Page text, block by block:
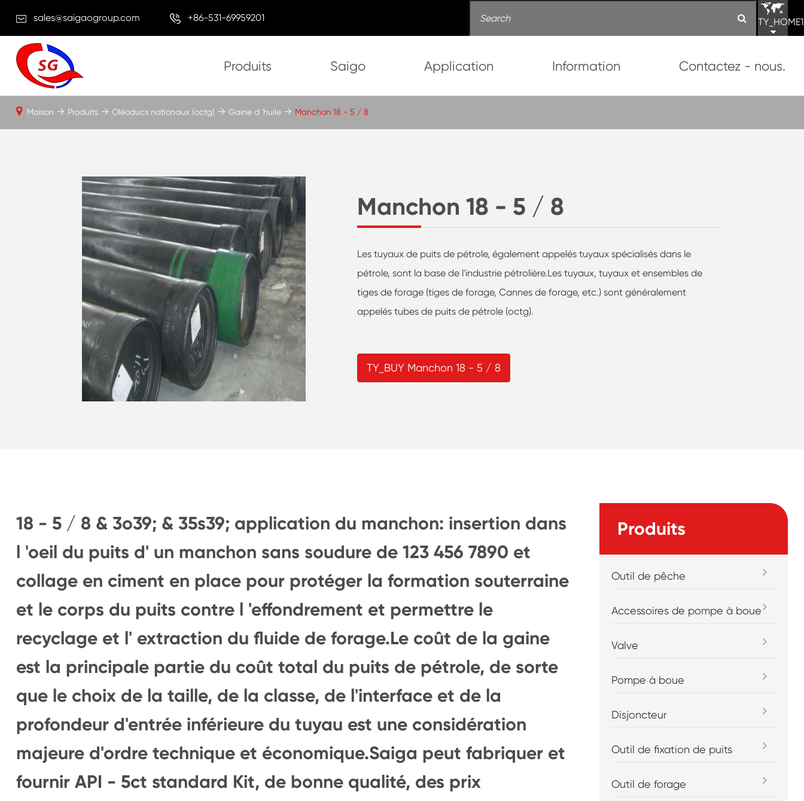
sales@saigaogroup.com +86-531-69959201
Produits Saigo Application Information Contactez - nous.
Manchon 18 - 5 / 8
Les tuyaux de puits de pétrole, également appelés tuyaux spécialisés dans le
pétrole, sont la base de l'industrie pétrolière.Les tuyaux, tuyaux et ensembles de
tiges de forage (tiges de forage, Cannes de forage, etc.) sont généralement
appelés tubes de puits de pétrole (octg).
TY_BUY Manchon 18 - 5 / 8
Maison Produits Oléoducs nationaux (octg) Gaine d 'huile Manchon 18 - 5 / 8
18 - 5 / 8 & 3o39; & 35s39; application du manchon: insertion dans
l 'oeil du puits d' un manchon sans soudure de 123 456 7890 et
collage en ciment en place pour protéger la formation souterraine
et le corps du puits contre l 'effondrement et permettre le
recyclage et l' extraction du fluide de forage.Le coût de la gaine
est la principale partie du coût total du puits de pétrole, de sorte
que le choix de la taille, de la classe, de l'interface et de la
profondeur d'entrée inférieure du tuyau est une considération
majeure d'ordre technique et économique.Saiga peut fabriquer et
fournir API - 5ct standard Kit, de bonne qualité, des prix
Produits
Outil de pêche
Accessoires de pompe à boue
Valve
Pompe à boue
Disjoncteur
Outil de fixation de puits
Outil de forage